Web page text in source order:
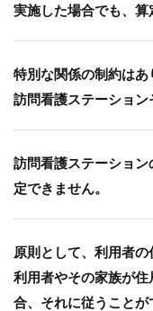
実施した場合でも、算
特別な関係の制約は
訪問看護ステーション
訪問看護ステーショ
定できません。
原則として、利用者の
利用者やその家族が
合、それに従うことが